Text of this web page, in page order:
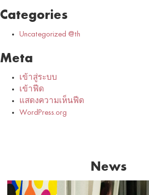
Categories
Uncategorized @th
Meta
เข้าสู่ระบบ
เข้าฟีด
แสดงความเห็นฟีด
WordPress.org
News